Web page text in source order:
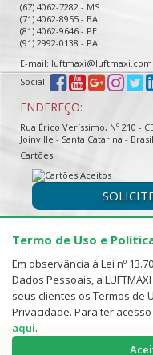
(67) 4062-7282 - MS
(71) 4062-8955 - BA
(81) 4062-9646 - PE
(91) 2992-0138 - PA
E-mail:
Social:
ENDEREÇO:
Rua Érico Veríssimo, Nº 210 -
Joinville - Santa Catarina - Brasil
Cartões:
Termo de Uso e
Em observância à Lei nº
Dados Pessoais, a
seus clientes os Termos de
Privacidade. Para ter
aqui.